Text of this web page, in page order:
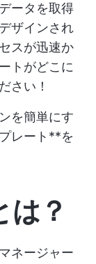
ータを取得
ザインされ
スが迅速か
トがどこに
さい！
を簡単にす
レート**を
は？
ネージャー